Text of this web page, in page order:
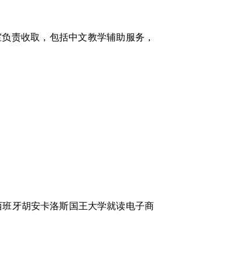
收取，包括中文教学辅助服务，
牙胡安卡洛斯国王大学就读电子商